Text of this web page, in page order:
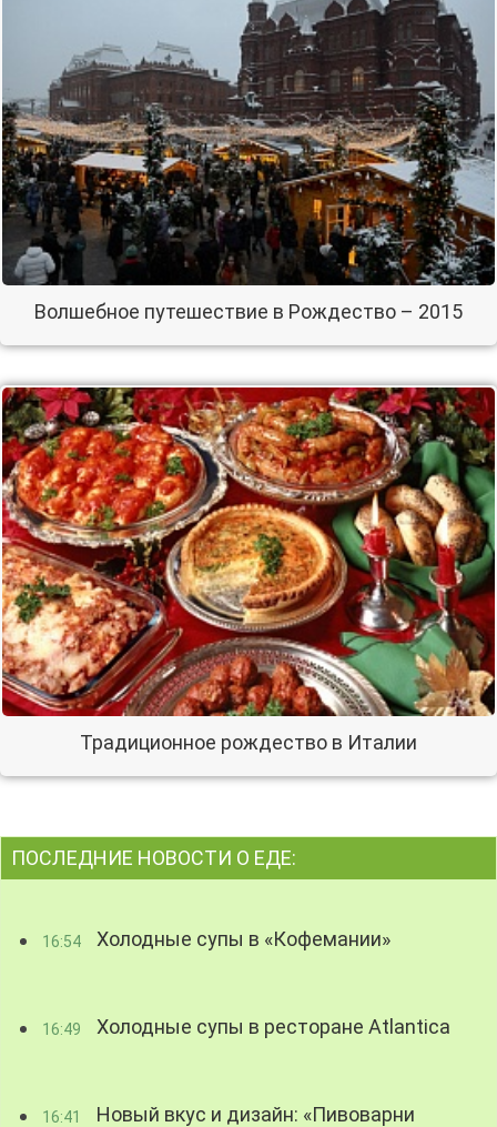
Волшебное путешествие в Рождество – 2015
Традиционное рождество в Италии
ПОСЛЕДНИЕ НОВОСТИ О ЕДЕ:
16:54 Холодные супы в «Кофемании»
16:49 Холодные супы в ресторане Atlantica
16:41 Новый вкус и дизайн: «Пивоварни